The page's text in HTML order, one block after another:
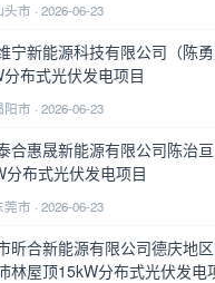
市 · 2026-06-23
宁新能源科技有限公司（陈勇
布式光伏发电项目
市 · 2026-06-23
合惠晟新能源有限公司陈治亘
分布式光伏发电项目
市 · 2026-06-23
昕合新能源有限公司德庆地
林屋顶15kW分布式光伏发电